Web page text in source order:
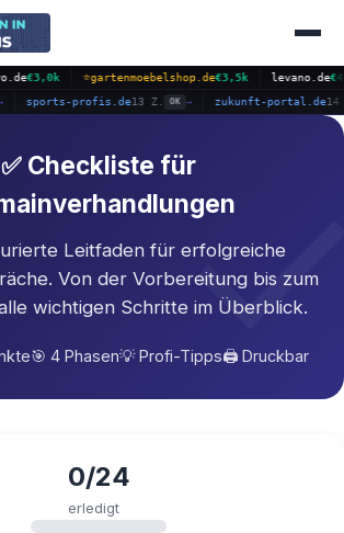
€3,0k ⭐ gartenmoebelshop.de€3,5k levano.de€453
sports-profis.de13 Z. zukunft-
✅ Checkliste für
Leitfaden für erfolgreiche
Von der Vorbereitung bis zum
wichtigen Schritte im Überblick.
🎯 4 Phasen💡 Profi-Tipps🖨️ Druckbar
0/24
erledigt